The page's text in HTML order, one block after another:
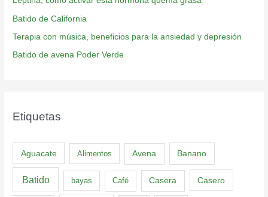
Batido de California
Terapia con música, beneficios para la ansiedad y depresión
Batido de avena Poder Verde
Etiquetas
Aguacate Alimentos Avena Banano
Batido bayas Café Casera Casero